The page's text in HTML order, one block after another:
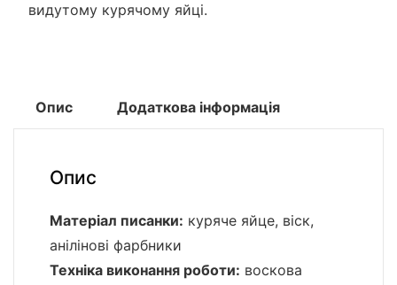
видутому курячому яйці.
Опис Додаткова інформація
Опис
Матеріал писанки: куряче яйце, віск,
анілінові фарбники
Техніка виконання роботи: воскова